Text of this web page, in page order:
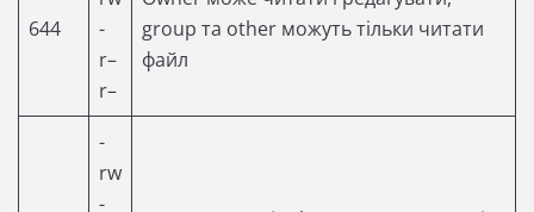
644
-
r–
r–
group та other можуть тільки читати
файл
-
rw
-